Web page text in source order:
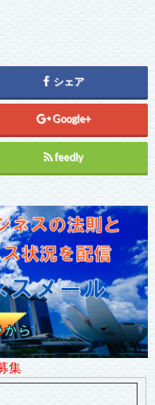
シェア
Google+
feedly
集